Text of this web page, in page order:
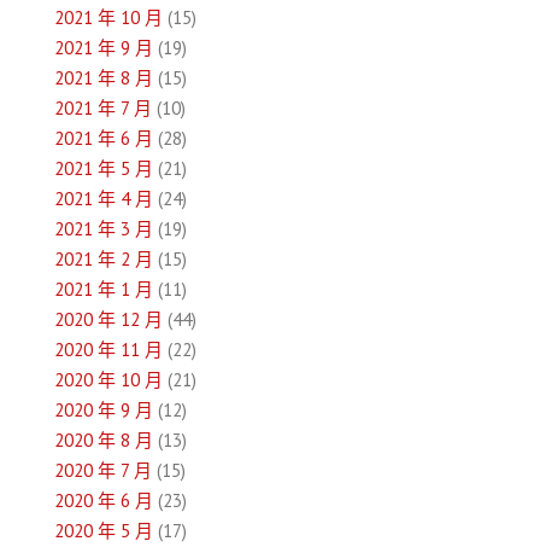
2021 年 10 月 (15)
2021 年 9 月 (19)
2021 年 8 月 (15)
2021 年 7 月 (10)
2021 年 6 月 (28)
2021 年 5 月 (21)
2021 年 4 月 (24)
2021 年 3 月 (19)
2021 年 2 月 (15)
2021 年 1 月 (11)
2020 年 12 月 (44)
2020 年 11 月 (22)
2020 年 10 月 (21)
2020 年 9 月 (12)
2020 年 8 月 (13)
2020 年 7 月 (15)
2020 年 6 月 (23)
2020 年 5 月 (17)